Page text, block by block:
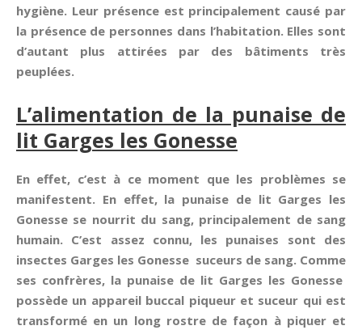
hygiène. Leur présence est principalement causé par
la présence de personnes dans l’habitation. Elles sont
d’autant plus attirées par des bâtiments très
peuplées.
L’alimentation de la punaise de
lit Garges les Gonesse
En effet, c’est à ce moment que les problèmes se
manifestent. En effet, la punaise de lit Garges les
Gonesse se nourrit du sang, principalement de sang
humain. C’est assez connu, les punaises sont des
insectes Garges les Gonesse suceurs de sang. Comme
ses confrères, la punaise de lit Garges les Gonesse
possède un appareil buccal piqueur et suceur qui est
transformé en un long rostre de façon à piquer et